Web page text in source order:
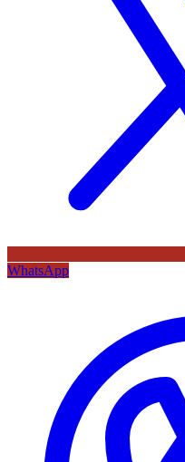
WhatsApp